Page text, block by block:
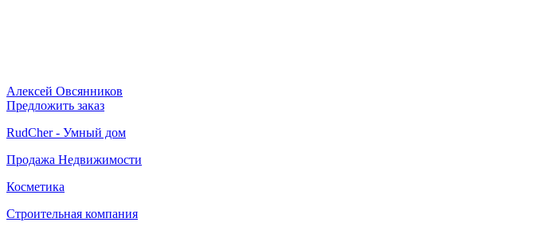
Алексей Овсянников
Предложить заказ
RudCher - Умный дом
Продажа Недвижимости
Косметика
Строительная компания